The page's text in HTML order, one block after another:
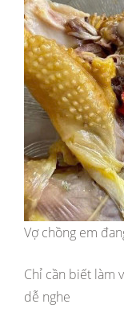
Vợ chồng em
Chỉ cần biết làm
dễ nghe